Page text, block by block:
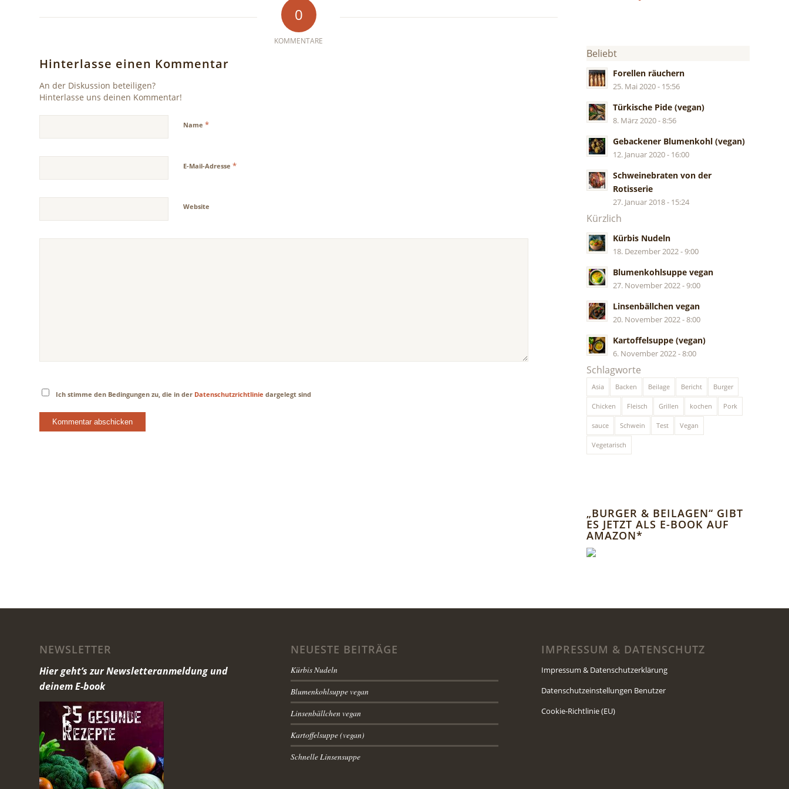
0
KOMMENTARE
Hinterlasse einen Kommentar
An der Diskussion beteiligen?
Hinterlasse uns deinen Kommentar!
Name *
E-Mail-Adresse *
Website
Ich stimme den Bedingungen zu, die in der Datenschutzrichtlinie dargelegt sind
Beliebt
Forellen räuchern
25. Mai 2020 - 15:56
Türkische Pide (vegan)
8. März 2020 - 8:56
Gebackener Blumenkohl (vegan)
12. Januar 2020 - 16:00
Schweinebraten von der
Rotisserie
27. Januar 2018 - 15:24
Kürzlich
Kürbis Nudeln
18. Dezember 2022 - 9:00
Blumenkohlsuppe vegan
27. November 2022 - 9:00
Linsenbällchen vegan
20. November 2022 - 8:00
Kartoffelsuppe (vegan)
6. November 2022 - 8:00
Schlagworte
Asia Backen Beilage Bericht Burger
Chicken Fleisch Grillen kochen Pork
sauce Schwein Test Vegan
Vegetarisch
„BURGER & BEILAGEN“ GIBT
ES JETZT ALS E-BOOK AUF
AMAZON*
NEWSLETTER
Hier geht’s zur Newsletteranmeldung und
deinem E-book
NEUESTE BEITRÄGE
Kürbis Nudeln
Blumenkohlsuppe vegan
Linsenbällchen vegan
Kartoffelsuppe (vegan)
Schnelle Linsensuppe
IMPRESSUM & DATENSCHUTZ
Impressum & Datenschutzerklärung
Datenschutzeinstellungen Benutzer
Cookie-Richtlinie (EU)